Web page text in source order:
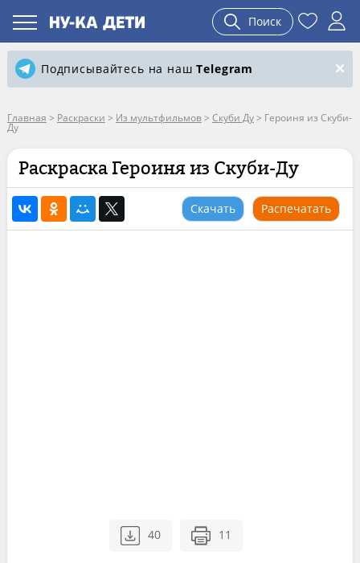
Поиск
Подписывайтесь на нашTelegram
Главная > Раскраски > Из мультфильмов> Скуби Ду> Героиня из Скуби-
Ду
Раскраска Героиня из Скуби-Ду
Скачать Распечатать
40 11